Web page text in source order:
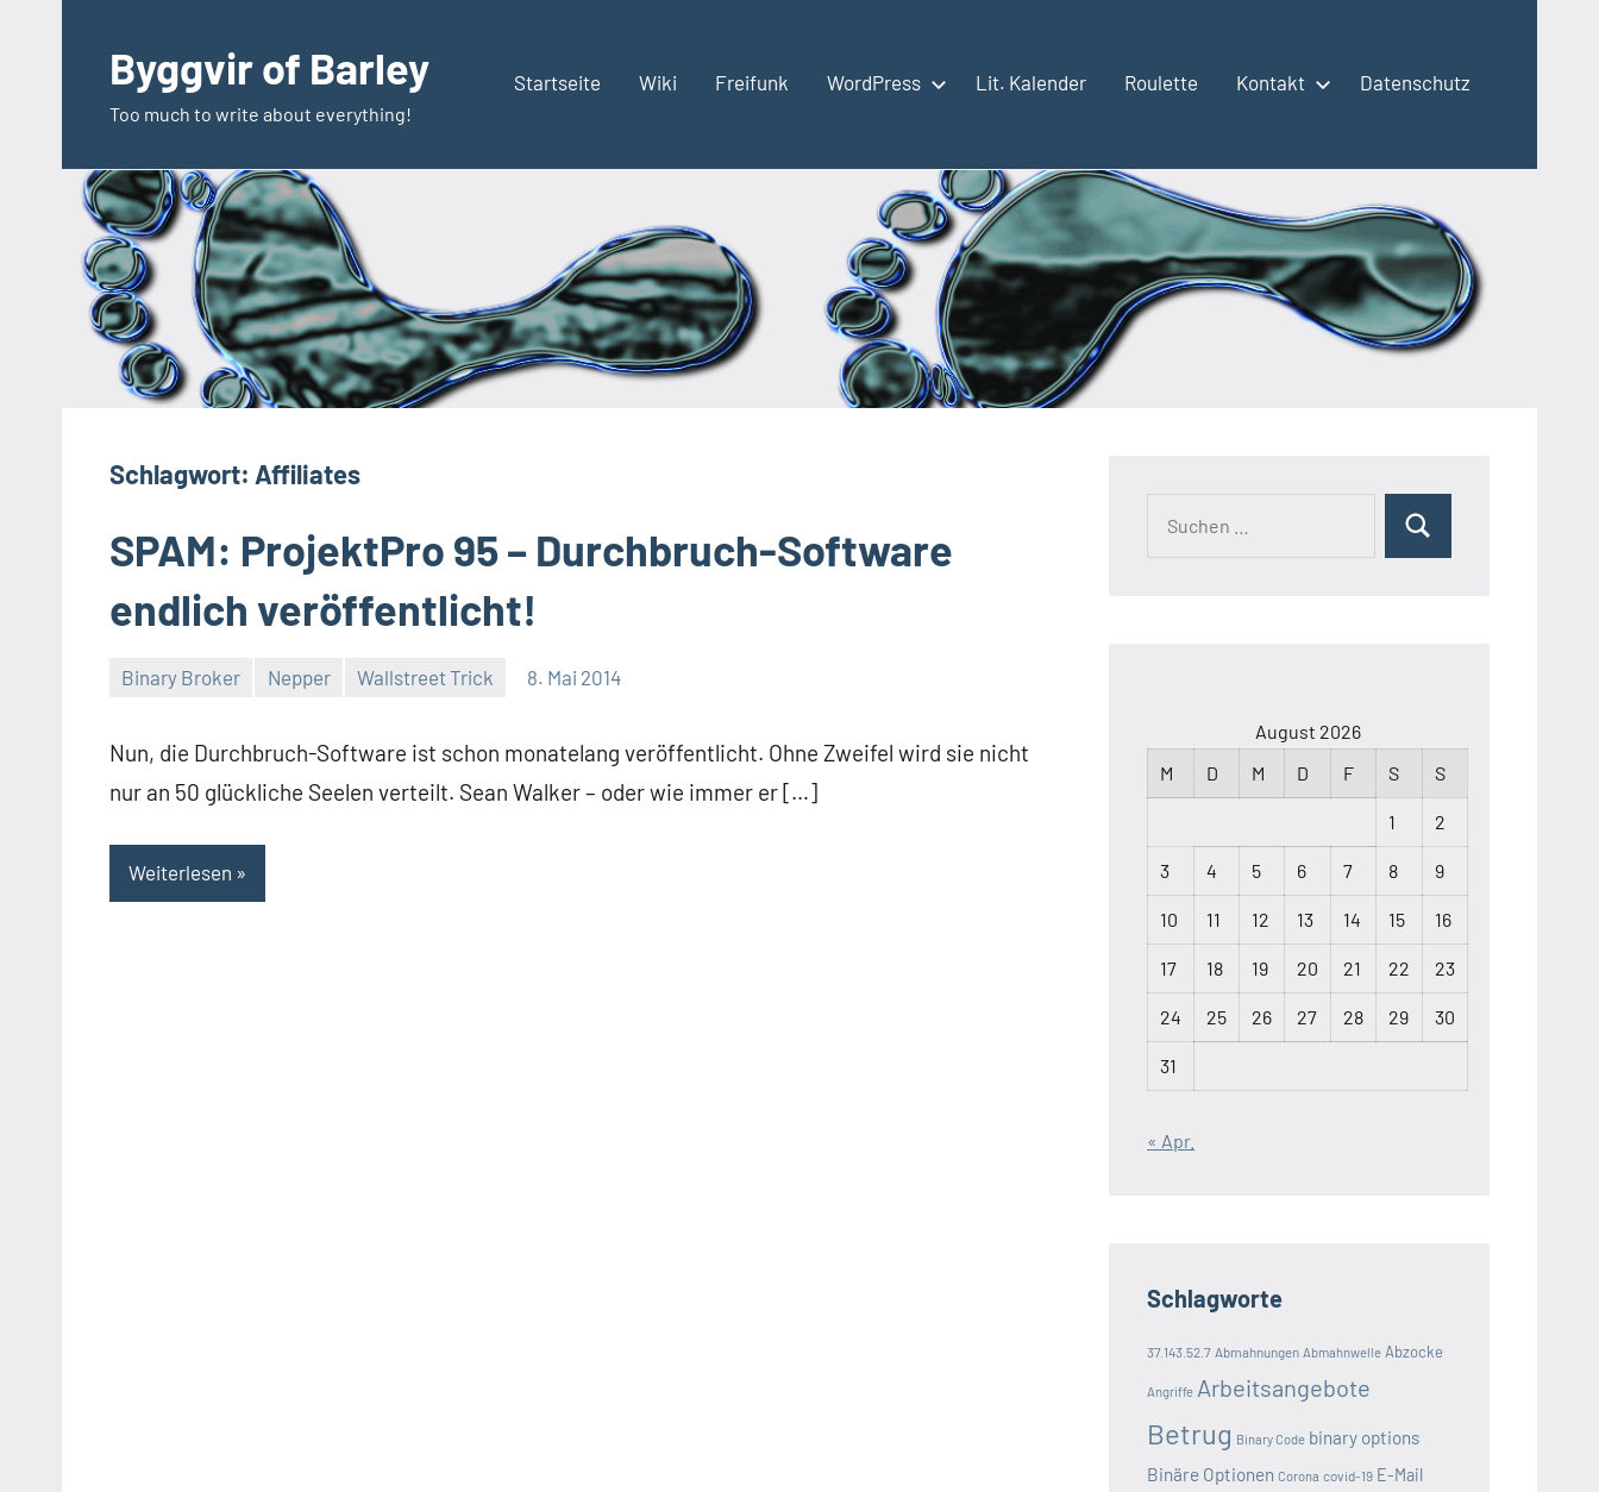
springenByggvir of Barley
Too much to write about everything!
Startseite Wiki Freifunk WordPress Lit. Kalender Roulette Kontakt Datenschutz
Schlagwort: Affiliates
SPAM: ProjektPro 95 – Durchbruch-Software
endlich veröffentlicht!
Binary Broker Nepper Wallstreet Trick 8. Mai 2014
Thomas
Nun, die Durchbruch-Software ist schon monatelang veröffentlicht. Ohne Zweifel wird sie nicht
nur an 50 glückliche Seelen verteilt. Sean Walker – oder wie immer er […]
Weiterlesen
Suchen
August 2026
M
D M D F S S
1 2
3 4 5 6 7 8 9
10 11 12 13 14 15 16
17 18 19 20 21 22 23
24 25 26 27 28 29 30
31
« Apr.
Schlagworte
37.143.52.7 Abmahnungen Abmahnwelle Abzocke
Angriffe Arbeitsangebote
Betrug Binary Code binary options
Binäre Optionen Corona covid-19 E-Mail